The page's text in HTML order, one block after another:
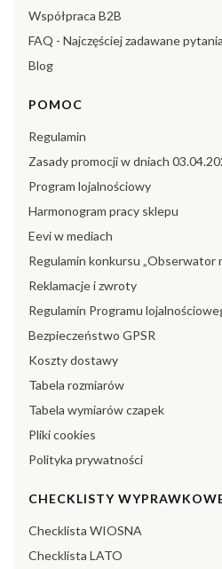
Współpraca B2B
FAQ - Najczęściej zadawane pytania
Blog
POMOC
Regulamin
Zasady promocji w dniach
Program lojalnościowy
Harmonogram pracy sklepu
Eevi w mediach
Regulamin konkursu „Obserwator
Reklamacje i zwroty
Regulamin Programu
Bezpieczeństwo GPSR
Koszty dostawy
Tabela rozmiarów
Tabela wymiarów czapek
Pliki cookies
Polityka prywatności
CHECKLISTY
Checklista WIOSNA
Checklista LATO